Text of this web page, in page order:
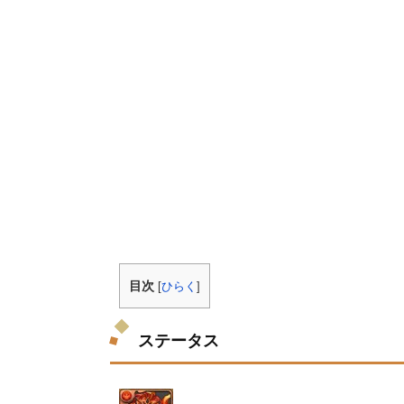
目次 [ひらく ]
ステータス